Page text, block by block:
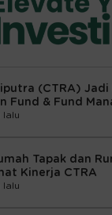
(CTRA) Jadi
Fund & Fund
lalu
Tapak dan
Kinerja CTRA
lalu